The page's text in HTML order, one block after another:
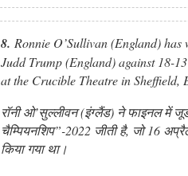
8. Ronnie O’Sullivan (England)
Judd Trump (England) against 18-
at the Crucible Theatre in Sheffield,
रॉनी ओ’सुल्लीवन (इंग्लैंड) ने फाइनल में
चैम्पियनशिप”-2022 जीती है, जो 16
किया गया था।